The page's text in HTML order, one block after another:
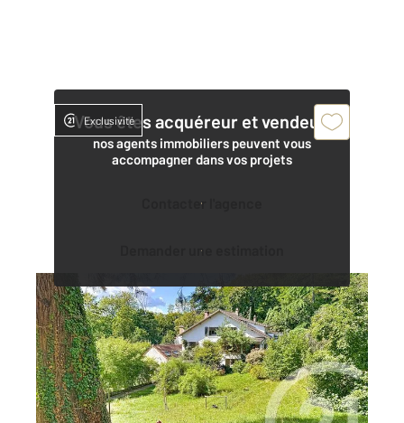
Vous êtes acquéreur et vendeur,
nos agents immobiliers peuvent vous
accompagner dans vos projets
Contacter l'agence
Demander une estimation
Exclusivité
BIEVRES 91
217 m2, 8 pièces
Ref : 7478
Maison à vendre
855 000 €